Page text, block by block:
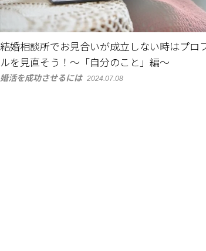
結婚相談所でお見合いが成立しない時はプロ
ルを見直そう！～「自分のこと」編～
婚活を成功させるには 2024.07.08